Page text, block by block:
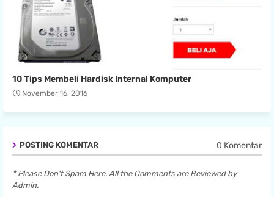
10 Tips Membeli Hardisk Internal Komputer
November 16, 2016
POSTING KOMENTAR 0 Komentar
* Please Don't Spam Here. All the Comments are Reviewed by
Admin.